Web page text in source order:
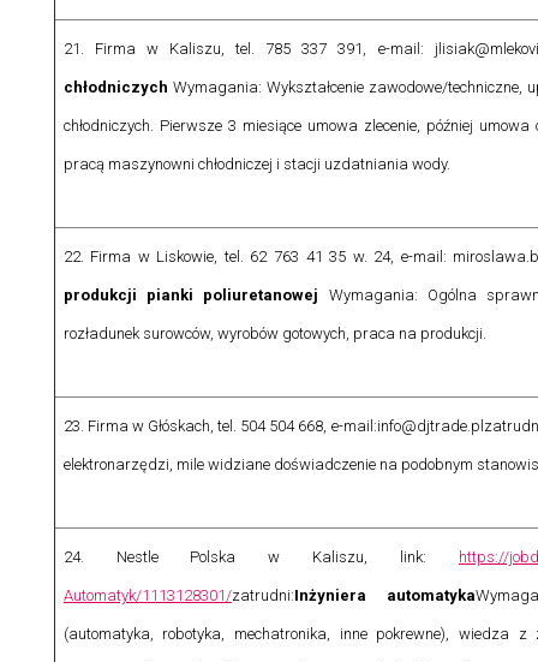
21. Firma w Kaliszu, tel. 785 337 391, e-mail:
chłodniczych Wymagania: Wykształcenie zawodowe/techniczne,
chłodniczych. Pierwsze 3 miesiące umowa zlecenie, później
pracą maszynowni chłodniczej i stacji uzdatniania wody.
22. Firma w Liskowie, tel. 62 763 41 35 w. 24, e-mail:
produkcji pianki poliuretanowej Wymagania: Ogólna
rozładunek surowców, wyrobów gotowych, praca na produkcji.
23. Firma w Głóskach, tel. 504 504 668, e-mail:info@djtrade.pl
elektronarzędzi, mile widziane doświadczenie na podobnym
24. Nestle Polska w Kaliszu, link: https://
Automatyk/1113128301/zatrudni:Inżyniera automatyka
(automatyka, robotyka, mechatronika, inne pokrewne), wiedza